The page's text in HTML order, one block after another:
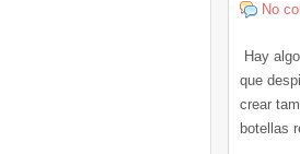
No
Hay
que
crear
botellas